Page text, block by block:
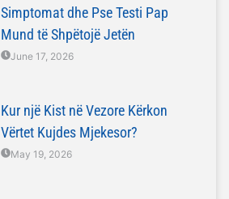
Simptomat dhe Pse Testi Pap
Mund të Shpëtojë Jetën
June 17, 2026
Kur një Kist në Vezore Kërkon
Vërtet Kujdes Mjekesor?
May 19, 2026